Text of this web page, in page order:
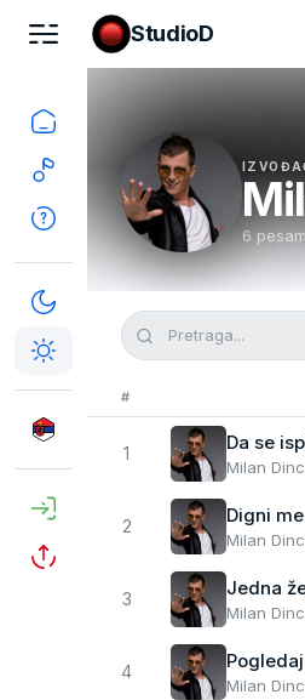
StudioD
6
#
1 Da se
Milan
2 Digni
Milan
3 Jedna
Milan
4
Milan